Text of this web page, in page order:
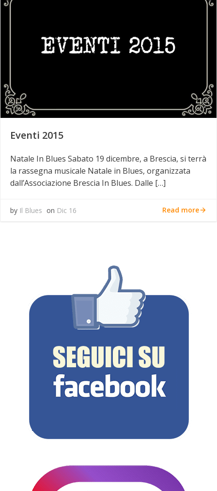
Eventi 2015
Natale In Blues Sabato 19 dicembre, a Brescia, si terrà
la rassegna musicale Natale in Blues, organizzata
dall’Associazione Brescia In Blues. Dalle […]
by Il Blues on Dic 16 Read more